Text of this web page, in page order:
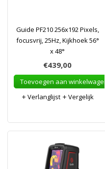
Guide PF210 256x192 Pixels,
focusvrij, 25Hz, Kijkhoek 56°
x 48°
€439,00
Toevoegen aan winkelwagen
Verlanglijst
Vergelijk